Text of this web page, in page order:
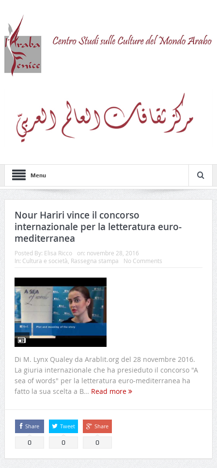
Menu
Nour Hariri vince il concorso
internazionale per la letteratura euro-
mediterranea
Posted By: Elisa Ricco on: novembre 28, 2016
In: Cultura e società, Rassegna stampa No Comments
Di M. Lynx Qualey da Arablit.org del 28 novembre 2016.
La giuria internazionale che ha presieduto il concorso "A
sea of words" per la letteratura euro-mediterranea ha
fatto la sua scelta a B... Read more
Share
0
Tweet
0
Share
0